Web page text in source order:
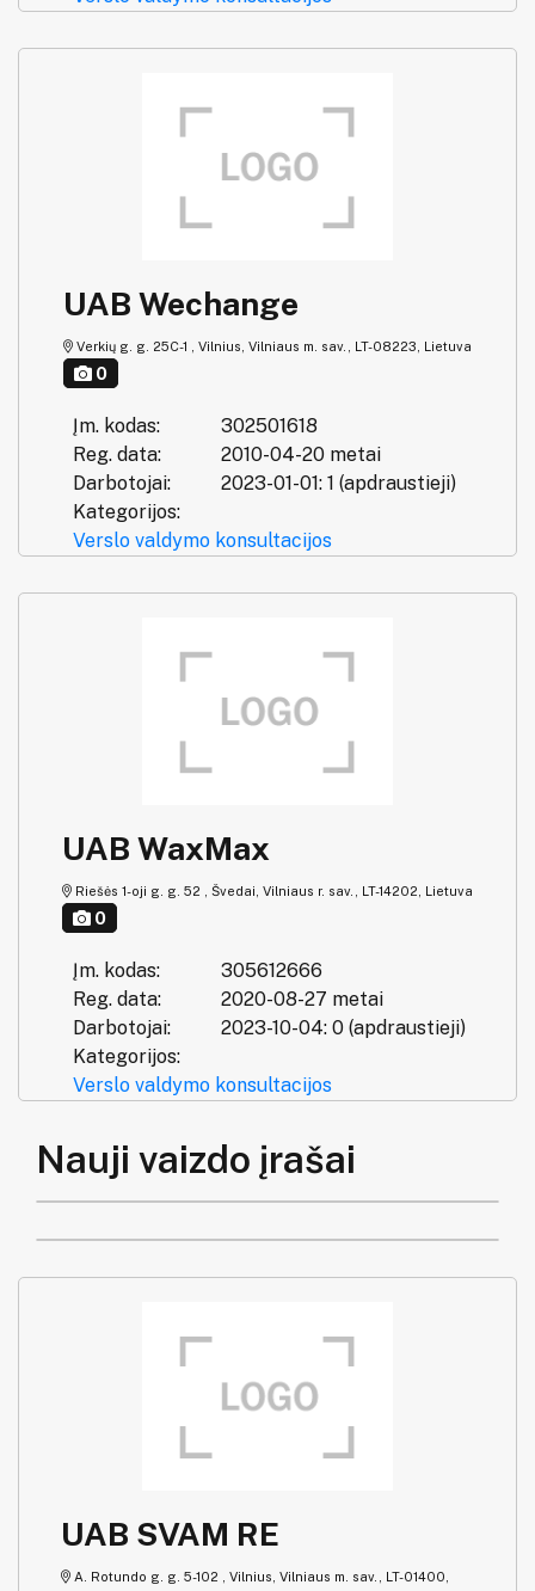
UAB Wechange
Verkių g. g. 25C-1 , Vilnius, Vilniaus m. sav., LT-08223, Lietuva
0
Įm. kodas:
302501618
Reg. data:
2010-04-20 metai
Darbotojai:
2023-01-01: 1 (apdraustieji)
Kategorijos:
Verslo valdymo konsultacijos
UAB WaxMax
Riešės 1-oji g. g. 52 , Švedai, Vilniaus r. sav., LT-14202, Lietuva
0
Įm. kodas:
305612666
Reg. data:
2020-08-27 metai
Darbotojai:
2023-10-04: 0 (apdraustieji)
Kategorijos:
Verslo valdymo konsultacijos
Nauji vaizdo įrašai
UAB SVAM RE
A. Rotundo g. g. 5-102 , Vilnius, Vilniaus m. sav., LT-01400,